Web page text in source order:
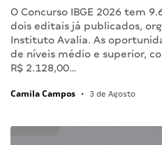
O Concurso IBGE 2026 tem
dois editais já publicados,
Instituto Avalia. As
de níveis médio e superior,
R$ 2.128,00…
Camila Campos • 3 de Agosto